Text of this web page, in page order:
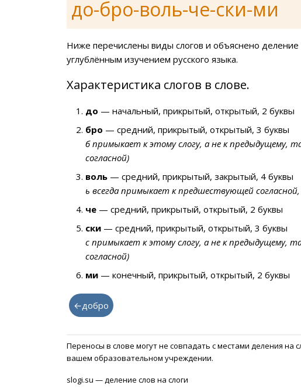
до-бро-воль-че-ски-ми
Ниже перечислены виды слогов и объяснено
углублённым изучением русского языка.
Характеристика слогов в слове.
до — начальный, прикрытый, открытый, 2 буквы
бро — средний, прикрытый, открытый, 3 буквы
б примыкает к этому слогу, а не к предыдущему,
согласной)
воль — средний, прикрытый, закрытый, 4 буквы
ь всегда примыкает к предшествующей согласной,
че — средний, прикрытый, открытый, 2 буквы
ски — средний, прикрытый, открытый, 3 буквы
с примыкает к этому слогу, а не к предыдущему,
согласной)
ми — конечный, прикрытый, открытый, 2 буквы
←добро
Переносы в слове могут не совпадать с местами деления
вашем образовательном учреждении.
slogi.su — деление слов на слоги